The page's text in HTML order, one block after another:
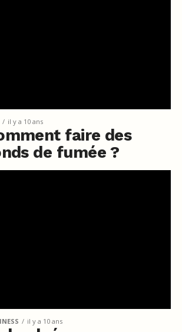
il y a 10 ans
faire des
de fumée ?
il y a 10 ans